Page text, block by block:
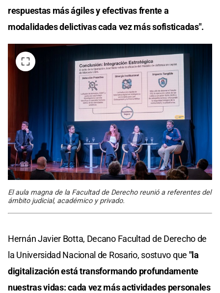
respuestas más ágiles y efectivas frente a
modalidades delictivas cada vez más sofisticadas".
El aula magna de la Facultad de Derecho reunió a referentes del
ámbito judicial, académico y privado.
Hernán Javier Botta, Decano Facultad de Derecho de
la Universidad Nacional de Rosario, sostuvo que "la
digitalización está transformando profundamente
nuestras vidas: cada vez más actividades personales